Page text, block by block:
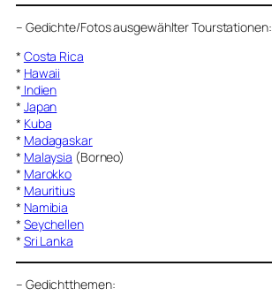
– Gedichte/Fotos ausgewählter Tourstationen:
* Costa Rica
* Hawaii
* Indien
* Japan
* Kuba
* Madagaskar
* Malaysia (Borneo)
* Marokko
* Mauritius
* Namibia
* Seychellen
* Sri Lanka
– Gedichtthemen: